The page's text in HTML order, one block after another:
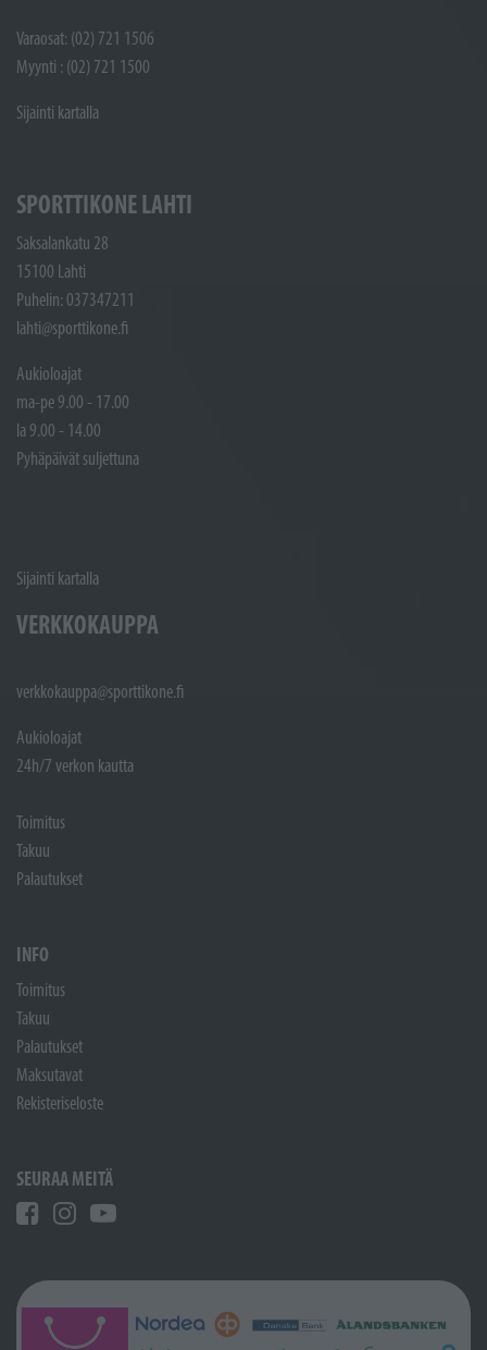
Varaosat: (02) 721 1506
Myynti : (02) 721 1500
Sijainti kartalla
SPORTTIKONE LAHTI
Saksalankatu 28
15100 Lahti
Puhelin: 037347211
lahti@sporttikone.fi
Aukioloajat
ma-pe 9.00 - 17.00
la 9.00 - 14.00
Pyhäpäivät suljettuna
Sijainti kartalla
VERKKOKAUPPA
verkkokauppa@sporttikone.fi
Aukioloajat
24h/7 verkon kautta
Toimitus
Takuu
Palautukset
INFO
Toimitus
Takuu
Palautukset
Maksutavat
Rekisteriseloste
SEURAA MEITÄ